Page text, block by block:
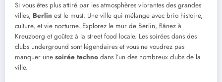
Si vous êtes plus attiré par les atmosphères vibrantes des grandes
villes, Berlin est le must. Une ville qui mélange avec brio histoire,
culture, et vie nocturne. Explorez le mur de Berlin, flânez à
Kreuzberg et goûtez à la street food locale. Les soirées dans des
clubs underground sont légendaires et vous ne voudrez pas
manquer une soirée techno dans l’un des nombreux clubs de la
ville.